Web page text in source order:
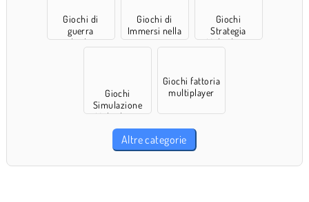
Giochi di
guerra
multiplayer
Giochi di
Immersi nella
natura
Giochi
Strategia
Multiplayer
Giochi
Simulazione
Multiplayer
Giochi fattoria
multiplayer
Altre categorie